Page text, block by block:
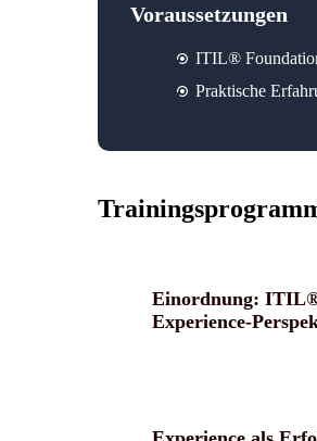
Voraussetzungen
ITIL®
Praktische
Einordnung: ITIL®
Experience-